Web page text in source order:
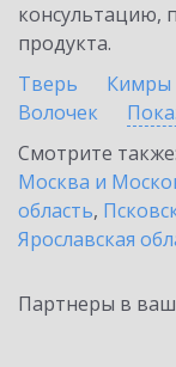
консультацию,
продукта.
Тверь
Кимры
Волочек
Смотрите также:
Москва и
область,
Ярославская
Партнеры в